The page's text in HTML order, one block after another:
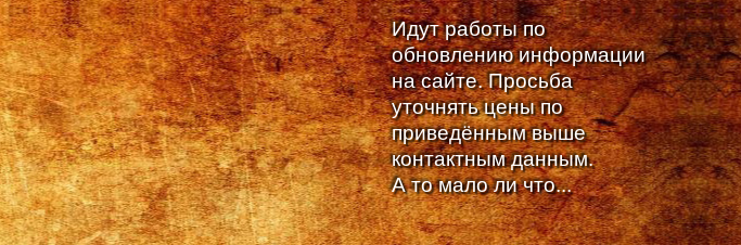
Идут работы по
обновлению информации
на сайте. Просьба
уточнять цены по
приведённым выше
контактным данным.
А то мало ли что...